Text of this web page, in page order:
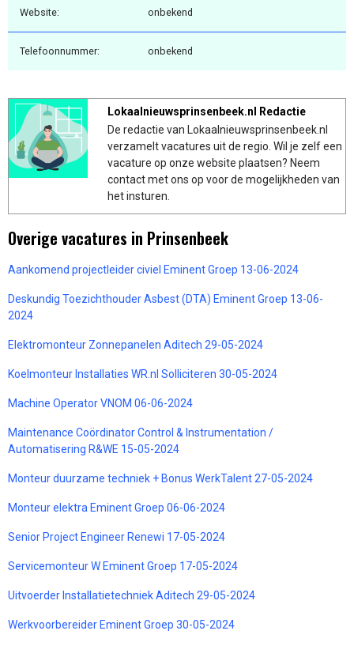
Website: onbekend
Telefoonnummer: onbekend
Lokaalnieuwsprinsenbeek.nl Redactie
De redactie van Lokaalnieuwsprinsenbeek.nl
verzamelt vacatures uit de regio. Wil je zelf een
vacature op onze website plaatsen? Neem
contact met ons op voor de mogelijkheden van
het insturen.
Overige vacatures in Prinsenbeek
Aankomend projectleider civiel Eminent Groep 13-06-2024
Deskundig Toezichthouder Asbest (DTA) Eminent Groep 13-06-
2024
Elektromonteur Zonnepanelen Aditech 29-05-2024
Koelmonteur Installaties WR.nl Solliciteren 30-05-2024
Machine Operator VNOM 06-06-2024
Maintenance Coördinator Control & Instrumentation /
Automatisering R&WE 15-05-2024
Monteur duurzame techniek + Bonus WerkTalent 27-05-2024
Monteur elektra Eminent Groep 06-06-2024
Senior Project Engineer Renewi 17-05-2024
Servicemonteur W Eminent Groep 17-05-2024
Uitvoerder Installatietechniek Aditech 29-05-2024
Werkvoorbereider Eminent Groep 30-05-2024